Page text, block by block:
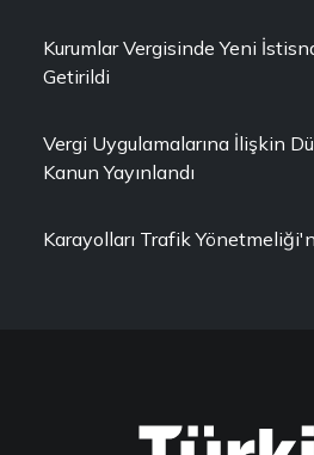
Kurumlar Vergisinde Yeni
Getirildi
Vergi Uygulamalarına İlişkin
Kanun Yayınlandı
Karayolları Trafik